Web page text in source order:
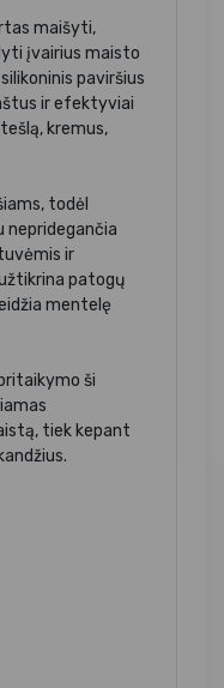
maišyti,
įvairius maisto
paviršius
ir efektyviai
kremus,
todėl
nepridegančia
ir
patogų
mentelę
ši
tiek kepant